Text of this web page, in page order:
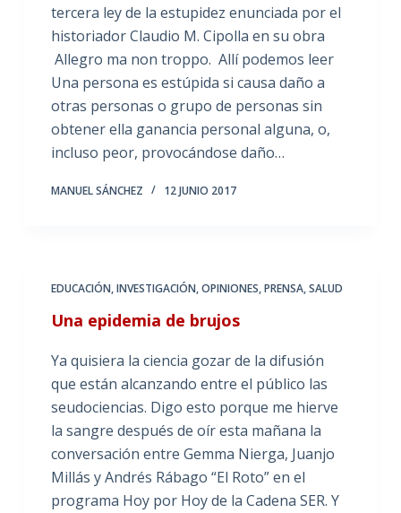
tercera ley de la estupidez enunciada por el
historiador Claudio M. Cipolla en su obra
Allegro ma non troppo. Allí podemos leer
Una persona es estúpida si causa daño a
otras personas o grupo de personas sin
obtener ella ganancia personal alguna, o,
incluso peor, provocándose daño…
MANUEL SÁNCHEZ 12 JUNIO 2017
EDUCACIÓN,INVESTIGACIÓN,OPINIONES,PRENSA,SALUD
Una epidemia de brujos
Ya quisiera la ciencia gozar de la difusión
que están alcanzando entre el público las
seudociencias. Digo esto porque me hierve
la sangre después de oír esta mañana la
conversación entre Gemma Nierga, Juanjo
Millás y Andrés Rábago “El Roto” en el
programa Hoy por Hoy de la Cadena SER. Y